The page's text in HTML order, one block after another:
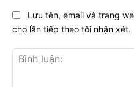
Lưu tên, email và trang
cho lần tiếp theo tôi nhận xét.